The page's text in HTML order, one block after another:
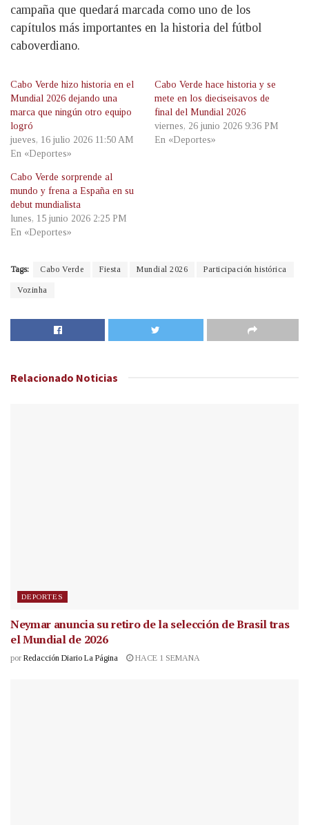
campaña que quedará marcada como uno de los
capítulos más importantes en la historia del fútbol
caboverdiano.
Cabo Verde hizo historia en el
Mundial 2026 dejando una
marca que ningún otro equipo
logró
jueves, 16 julio 2026 11:50 AM
En «Deportes»
Cabo Verde hace historia y se
mete en los dieciseisavos de
final del Mundial 2026
viernes, 26 junio 2026 9:36 PM
En «Deportes»
Cabo Verde sorprende al
mundo y frena a España en su
debut mundialista
lunes, 15 junio 2026 2:25 PM
En «Deportes»
Tags: Cabo Verde Fiesta Mundial 2026 Participación histórica
Vozinha
Relacionado Noticias
DEPORTES
Neymar anuncia su retiro de la selección de Brasil tras
el Mundial de 2026
por Redacción Diario La Página HACE 1 SEMANA